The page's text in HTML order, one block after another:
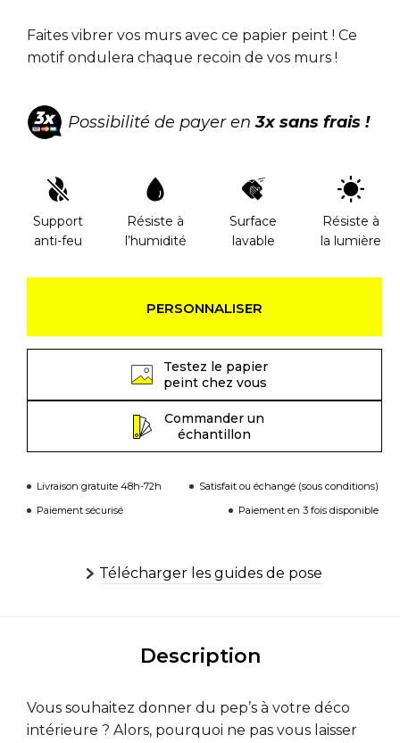
Faites vibrer vos murs avec ce papier peint ! Ce
motif ondulera chaque recoin de vos murs !
Possibilité de payer en3x sans frais !
Support
anti-feu
Résiste à
l’humidité
Surface
lavable
Résiste à
la lumière
PERSONNALISER
Testez le papier
peint chez vous
Commander un
échantillon
Livraison gratuite 48h-72h
Satisfait ou échangé (sous conditions)
Paiement sécurisé
Paiement en 3 fois disponible
Télécharger les guides de pose
Description
Vous souhaitez donner du pep’s à votre déco
intérieure ? Alors, pourquoi ne pas vous laisser